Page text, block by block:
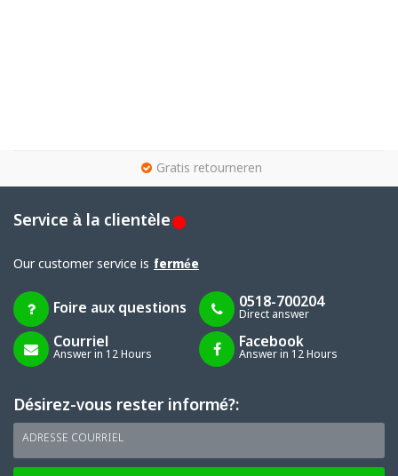
Gratis retourneren
Service à la clientèle
Our customer service is fermée
Foire aux questions 0518-700204
Direct answer
Courriel
Answer in 12 Hours
Facebook
Answer in 12 Hours
Désirez-vous rester informé?:
ADRESSE COURRIEL